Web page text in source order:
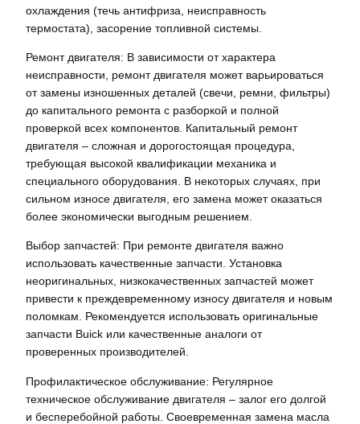
охлаждения (течь антифриза, неисправность
термостата), засорение топливной системы.
Ремонт двигателя: В зависимости от характера
неисправности, ремонт двигателя может варьироваться
от замены изношенных деталей (свечи, ремни, фильтры)
до капитального ремонта с разборкой и полной
проверкой всех компонентов. Капитальный ремонт
двигателя – сложная и дорогостоящая процедура,
требующая высокой квалификации механика и
специального оборудования. В некоторых случаях, при
сильном износе двигателя, его замена может оказаться
более экономически выгодным решением.
Выбор запчастей: При ремонте двигателя важно
использовать качественные запчасти. Установка
неоригинальных, низкокачественных запчастей может
привести к преждевременному износу двигателя и новым
поломкам. Рекомендуется использовать оригинальные
запчасти Buick или качественные аналоги от
проверенных производителей.
Профилактическое обслуживание: Регулярное
техническое обслуживание двигателя – залог его долгой
и бесперебойной работы. Своевременная замена масла